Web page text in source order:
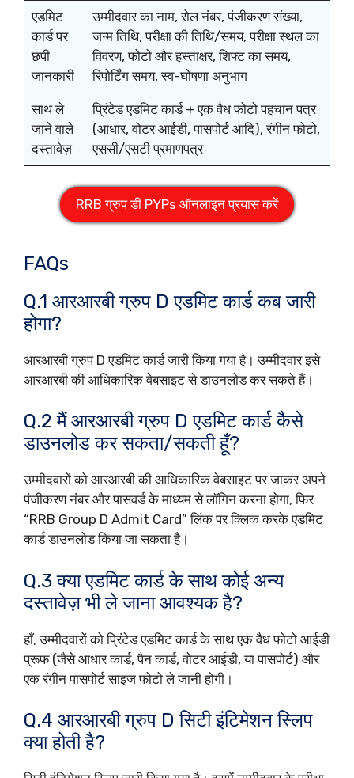
एडमिट
कार्ड पर
छपी
जानकारी
उम्मीदवार का नाम, रोल नंबर, पंजीकरण संख्या,
जन्म तिथि, परीक्षा की तिथि/समय, परीक्षा स्थल का
विवरण, फोटो और हस्ताक्षर, शिफ्ट का समय,
रिपोर्टिंग समय, स्व-घोषणा अनुभाग
साथ ले
जाने वाले
दस्तावेज़
प्रिंटेड एडमिट कार्ड + एक वैध फोटो पहचान पत्र
(आधार, वोटर आईडी, पासपोर्ट आदि), रंगीन फोटो,
एससी/एसटी प्रमाणपत्र
RRB ग्रुप डी PYPs ऑनलाइन प्रयास करें
FAQs
Q.1 आरआरबी ग्रुप D एडमिट कार्ड कब जारी
होगा?
आरआरबी ग्रुप D एडमिट कार्ड जारी किया गया है। उम्मीदवार इसे
आरआरबी की आधिकारिक वेबसाइट से डाउनलोड कर सकते हैं।
Q.2 मैं आरआरबी ग्रुप D एडमिट कार्ड कैसे
डाउनलोड कर सकता/सकती हूँ?
उम्मीदवारों को आरआरबी की आधिकारिक वेबसाइट पर जाकर अपने
पंजीकरण नंबर और पासवर्ड के माध्यम से लॉगिन करना होगा, फिर
“RRB Group D Admit Card” लिंक पर क्लिक करके एडमिट
कार्ड डाउनलोड किया जा सकता है।
Q.3 क्या एडमिट कार्ड के साथ कोई अन्य
दस्तावेज़ भी ले जाना आवश्यक है?
हाँ, उम्मीदवारों को प्रिंटेड एडमिट कार्ड के साथ एक वैध फोटो आईडी
प्रूफ (जैसे आधार कार्ड, पैन कार्ड, वोटर आईडी, या पासपोर्ट) और
एक रंगीन पासपोर्ट साइज फोटो ले जानी होगी।
Q.4 आरआरबी ग्रुप D सिटी इंटिमेशन स्लिप
क्या होती है?